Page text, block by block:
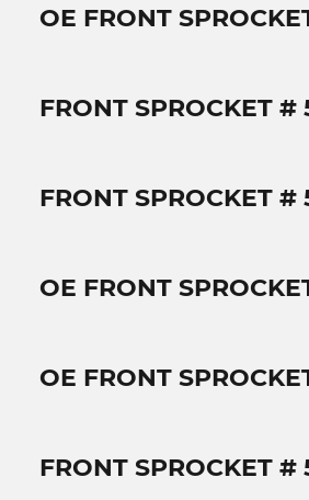
OE FRONT
FRONT SPROCKET #
FRONT SPROCKET #
OE FRONT
OE FRONT
FRONT SPROCKET #